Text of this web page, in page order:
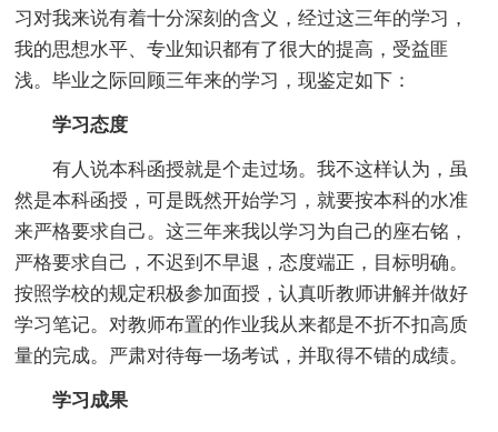
习对我来说有着十分深刻的含义，经过这三年的学习，
我的思想水平、专业知识都有了很大的提高，受益匪
浅。毕业之际回顾三年来的学习，现鉴定如下：
学习态度
有人说本科函授就是个走过场。我不这样认为，虽
然是本科函授，可是既然开始学习，就要按本科的水准
来严格要求自己。这三年来我以学习为自己的座右铭，
严格要求自己，不迟到不早退，态度端正，目标明确。
按照学校的规定积极参加面授，认真听教师讲解并做好
学习笔记。对教师布置的作业我从来都是不折不扣高质
量的完成。严肃对待每一场考试，并取得不错的成绩。
学习成果